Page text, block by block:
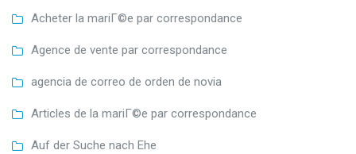
Acheter la mariГ©e par correspondance
Agence de vente par correspondance
agencia de correo de orden de novia
Articles de la mariГ©e par correspondance
Auf der Suche nach Ehe